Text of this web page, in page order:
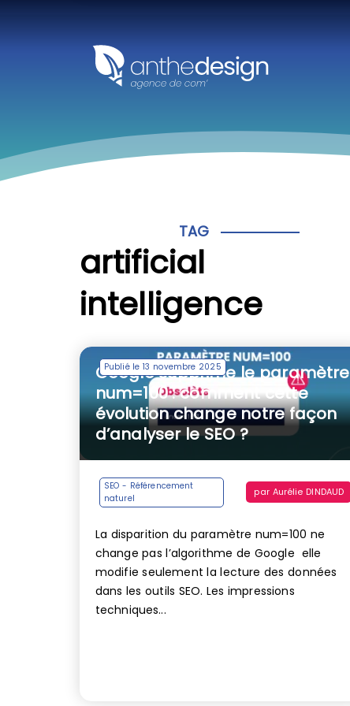
TAG
artificial
intelligence
Publié le 13 novembre 2025
Google supprime le paramètre
num=100 : comment cette
évolution change notre façon
d’analyser le SEO ?
SEO - Référencement
naturel
par Aurélie DINDAUD
La disparition du paramètre num=100 ne
change pas l’algorithme de Google elle
modifie seulement la lecture des données
dans les outils SEO. Les impressions
techniques...